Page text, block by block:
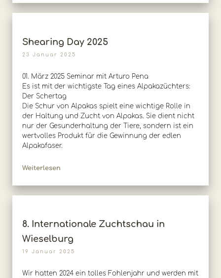
Shearing Day 2025
23 Januar 2025
01. März 2025 Seminar mit Arturo Pena
Es ist mit der wichtigste Tag eines Alpakazüchters:
Der Schertag
Die Schur von Alpakas spielt eine wichtige Rolle in
der Haltung und Zucht von Alpakas. Sie dient nicht
nur der Gesunderhaltung der Tiere, sondern ist ein
wertvolles Produkt für die Gewinnung der edlen
Alpakafaser.
Weiterlesen
8. Internationale Zuchtschau in
Wieselburg
19 Januar 2025
Wir hatten 2024 ein tolles Fohlenjahr und werden mit